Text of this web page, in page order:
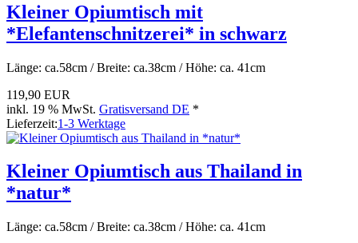
Kleiner Opiumtisch mit
*Elefantenschnitzerei* in schwarz
Länge: ca.58cm / Breite: ca.38cm / Höhe: ca. 41cm
119,90 EUR
inkl. 19 % MwSt. Gratisversand DE *
Lieferzeit:1-3 Werktage
Kleiner Opiumtisch aus Thailand in
*natur*
Länge: ca.58cm / Breite: ca.38cm / Höhe: ca. 41cm